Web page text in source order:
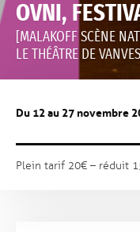
OVNI,
[MALAKOFF SCÈNE
LE THÉÂTRE DE VANVES]
Du 12 au 27 novembre
Plein tarif 20€ – réduit